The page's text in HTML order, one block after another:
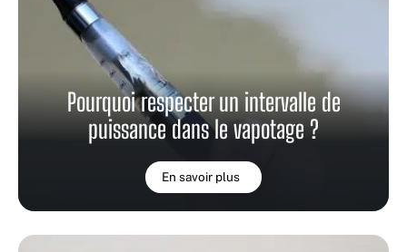
Pourquoi respecter un intervalle de
puissance dans le vapotage ?
En savoir plus